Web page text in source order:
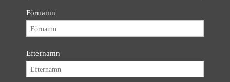
Förnamn
Efternamn